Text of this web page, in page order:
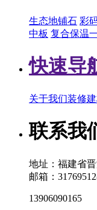
生态地铺石 彩
中板 复合保温
快速导
关于我们装修
联系我
地址：福建省
邮箱：
13906090165